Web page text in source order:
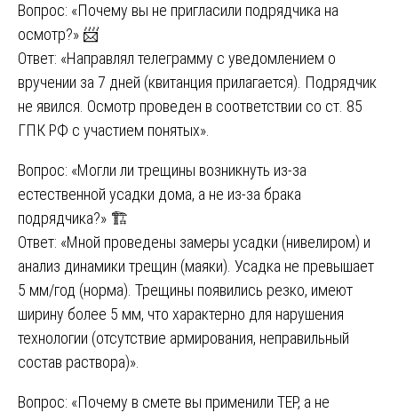
Вопрос: «Почему вы не пригласили подрядчика на
осмотр?» 📨
Ответ: «Направлял телеграмму с уведомлением о
вручении за 7 дней (квитанция прилагается). Подрядчик
не явился. Осмотр проведен в соответствии со ст. 85
ГПК РФ с участием понятых».
Вопрос: «Могли ли трещины возникнуть из-за
естественной усадки дома, а не из-за брака
подрядчика?» 🏗️
Ответ: «Мной проведены замеры усадки (нивелиром) и
анализ динамики трещин (маяки). Усадка не превышает
5 мм/год (норма). Трещины появились резко, имеют
ширину более 5 мм, что характерно для нарушения
технологии (отсутствие армирования, неправильный
состав раствора)».
Вопрос: «Почему в смете вы применили ТЕР, а не